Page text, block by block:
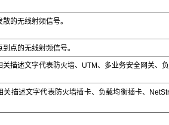
的无线射频信号。
点的无线射频信号。
关描述文字代表防火墙、UTM、多业务安全网关、负
关描述文字代表防火墙插卡、负载均衡插卡、